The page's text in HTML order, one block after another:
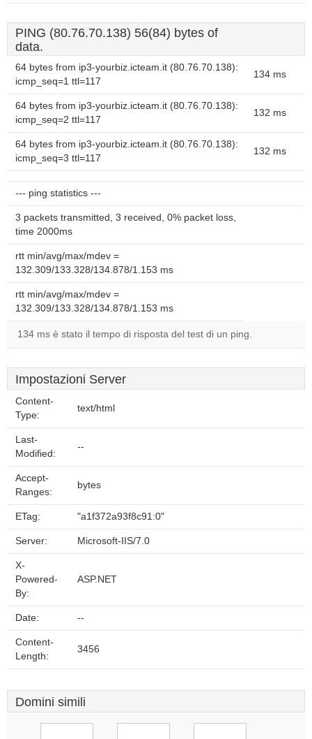
PING (80.76.70.138) 56(84) bytes of
data.
64 bytes from ip3-yourbiz.icteam.it (80.76.70.138):
icmp_seq=1 ttl=117
134 ms
64 bytes from ip3-yourbiz.icteam.it (80.76.70.138):
icmp_seq=2 ttl=117
132 ms
64 bytes from ip3-yourbiz.icteam.it (80.76.70.138):
icmp_seq=3 ttl=117
132 ms
--- ping statistics ---
3 packets transmitted, 3 received, 0% packet loss,
time 2000ms
rtt min/avg/max/mdev =
132.309/133.328/134.878/1.153 ms
rtt min/avg/max/mdev =
132.309/133.328/134.878/1.153 ms
134 ms è stato il tempo di risposta del test di un ping.
Impostazioni Server
Content-
Type:
text/html
Last-
Modified:
--
Accept-
Ranges:
bytes
ETag: "a1f372a93f8c91:0"
Server: Microsoft-IIS/7.0
X-
Powered-
By:
ASP.NET
Date: --
Content-
Length:
3456
Domini simili